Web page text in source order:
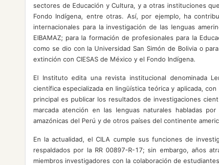
sectores de Educación y Cultura, y a otras instituciones
Fondo Indígena, entre otras. Así, por ejemplo, ha
internacionales para la investigación de las lenguas
EIBAMAZ; para la formación de profesionales para la
como se dio con la Universidad San Simón de Bolivia o
extinción con CIESAS de México y el Fondo Indígena.
El Instituto edita una revista institucional denominada
científica especializada en lingüística teórica y aplicada,
principal es publicar los resultados de investigaciones
marcada atención en las lenguas naturales habladas
amazónicas del Perú y de otros países del continente
En la actualidad, el CILA cumple sus funciones de
respaldados por la RR 00897-R-17; sin embargo, años
miembros investigadores con la colaboración de